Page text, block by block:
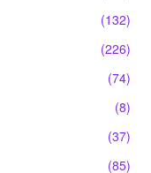
(132)
(226)
(74)
(8)
(37)
(85)